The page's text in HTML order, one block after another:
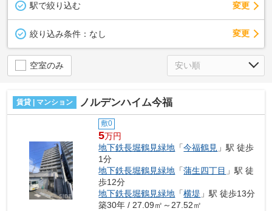
駅で絞り込む 変更
絞り込み条件： なし 変更
空室のみ
賃貸 | マンション ノルデンハイム今福
敷0
5万円
地下鉄長堀鶴見緑地 「今福鶴見 」駅 徒歩
1分
地下鉄長堀鶴見緑地 「蒲生四丁目 」駅 徒
歩12分
地下鉄長堀鶴見緑地 「横堤 」駅 徒歩13分
築30年 / 27.09㎡～27.52㎡